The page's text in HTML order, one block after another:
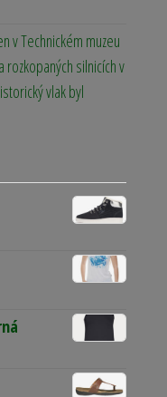
v Technickém muzeu
rozkopaných silnicích v
vlak byl